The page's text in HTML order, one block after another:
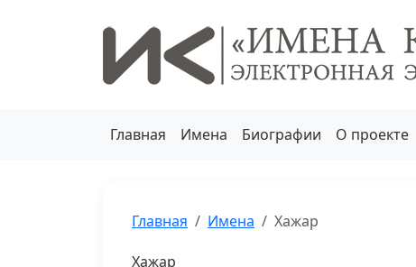
Главная Имена Биографии О проекте
Главная Имена Хажар
Хажар